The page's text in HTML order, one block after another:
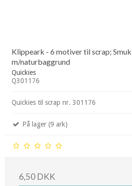
Klippeark - 6 motiver til scrap;
m/naturbaggrund
Quickies
Q301176
Quickies til scrap nr. 301176
På lager (9 ark)
6,50 DKK